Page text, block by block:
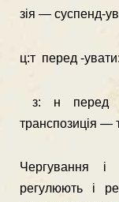
зія — суспенд-
ц:т перед -
з: н перед -
транспози­ція —
Чергування і
регулюють і